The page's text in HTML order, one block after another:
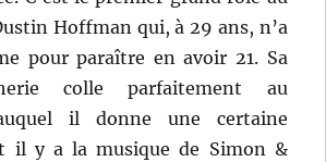
Hoffman qui, à 29 ans, n’a
pour paraître en avoir 21. Sa
colle parfaitement au
il donne une certaine
il y a la musique de Simon &